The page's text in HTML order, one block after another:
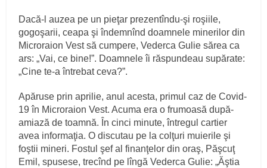
Dacă-l auzea pe un pieţar prezentîndu-şi roşiile,
gogoşarii, ceapa şi îndemnînd doamnele minerilor din
Microraion Vest să cumpere, Vederca Gulie sărea ca
ars: „Vai, ce bine!”. Doamnele îi răspundeau supărate:
„Cine te-a întrebat ceva?”.
Apăruse prin aprilie, anul acesta, primul caz de Covid-
19 în Microraion Vest. Acuma era o frumoasă după-
amiază de toamnă. În cinci minute, întregul cartier
avea informaţia. O discutau pe la colţuri muierile şi
foştii mineri. Fostul şef al finanţelor din oraş, Păşcuţ
Emil, spusese, trecînd pe lîngă Vederca Gulie: „Ăştia